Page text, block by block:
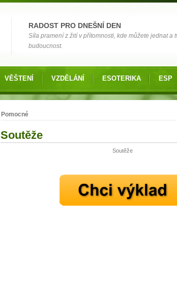
RADOST PRO DNEŠNÍ DEN
Síla pramení z žití v přítomnosti, kde můžete jednat a
budoucnost.
VĚŠTENÍ VZDĚLÁNÍ ESOTERIKA ESP
Jste zde
Pomocné
Soutěže
Soutěže